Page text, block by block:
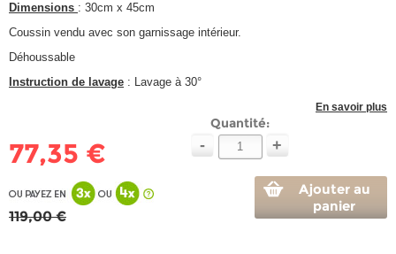
Dimensions : 30cm x 45cm
Coussin vendu avec son garnissage intérieur.
Déhoussable
Instruction de lavage : Lavage à 30°
En savoir plus
77,35 €
119,00 €
Quantité:
- +
Ajouter au
panier